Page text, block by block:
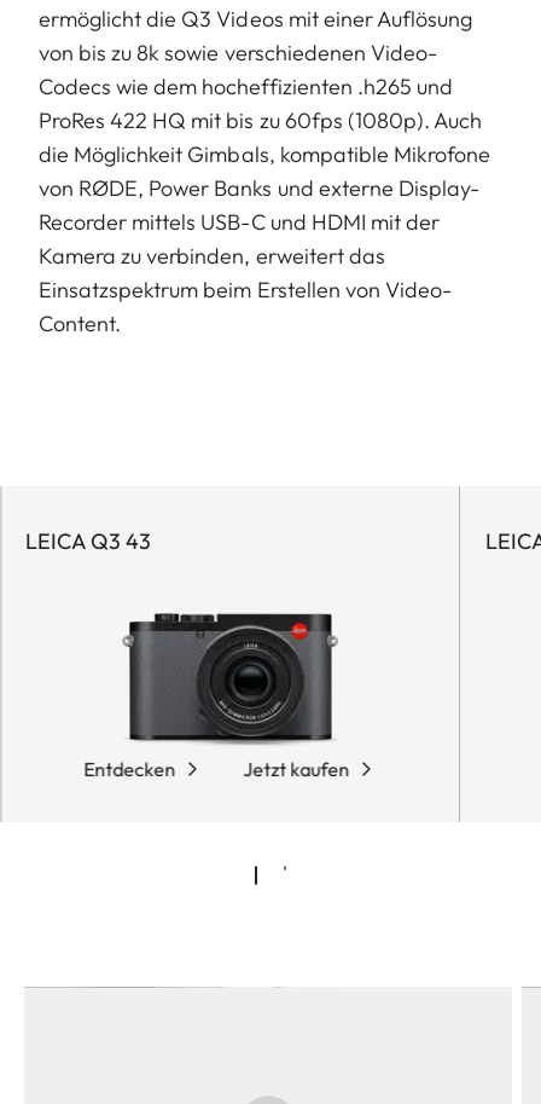
ermöglicht die Q3 Videos mit einer Auflösung
von bis zu 8k sowie verschiedenen Video-
Codecs wie dem hocheffizienten .h265 und
ProRes 422 HQ mit bis zu 60fps (1080p). Auch
die Möglichkeit Gimbals, kompatible Mikrofone
von RØDE, Power Banks und externe Display-
Recorder mittels USB-C und HDMI mit der
Kamera zu verbinden, erweitert das
Einsatzspektrum beim Erstellen von Video-
Content.
LEICA Q3 43
Entdecken Jetzt kaufen